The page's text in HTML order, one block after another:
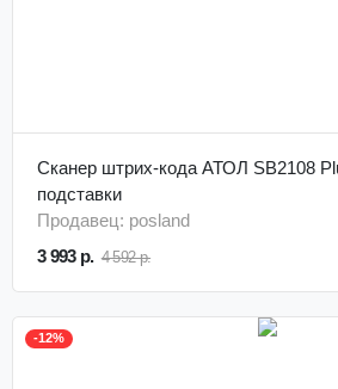
Сканер штрих-кода АТОЛ SB2108
подставки
Продавец: posland
3 993 р. 4 592 р.
-12%